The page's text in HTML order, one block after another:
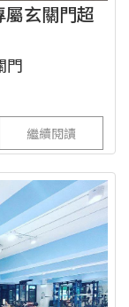
玄關門超
門
繼續閱讀